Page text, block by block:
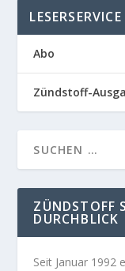
LESERSERVICE
Abo
Zündstoff-
ZÜNDSTOFF
DURCHBLICK
Seit Januar 1992